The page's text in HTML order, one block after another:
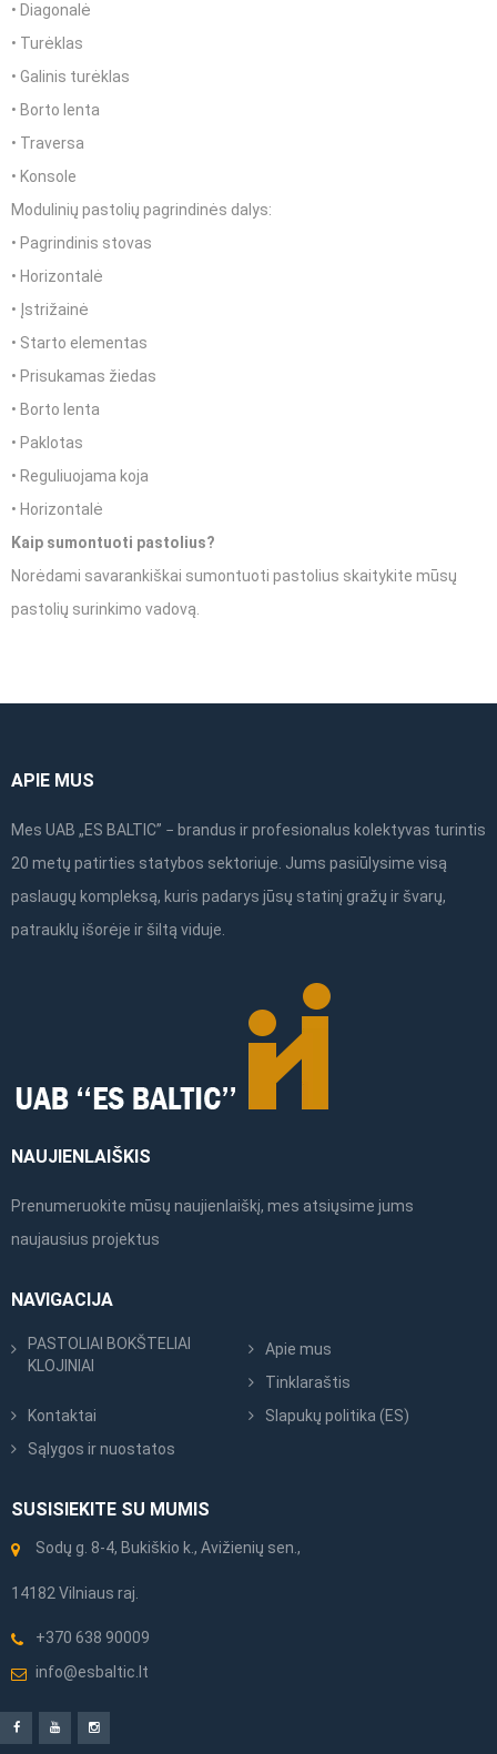
• Diagonalė
• Turėklas
• Galinis turėklas
• Borto lenta
• Traversa
• Konsole
Modulinių pastolių pagrindinės dalys:
• Pagrindinis stovas
• Horizontalė
• Įstrižainė
• Starto elementas
• Prisukamas žiedas
• Borto lenta
• Paklotas
• Reguliuojama koja
• Horizontalė
Kaip sumontuoti pastolius?
Norėdami savarankiškai sumontuoti pastolius skaitykite mūsų
pastolių surinkimo vadovą
APIE MUS
Mes UAB „ES BALTIC” − brandus ir profesionalus kolektyvas turintis
20 metų patirties statybos sektoriuje. Jums pasiūlysime visą
paslaugų kompleksą, kuris padarys jūsų statinį gražų ir švarų,
patrauklų išorėje ir šiltą viduje.
NAUJIENLAIŠKIS
Prenumeruokite mūsų naujienlaiškį, mes atsiųsime jums
naujausius projektus
NAVIGACIJA
PASTOLIAI BOKŠTELIAI
KLOJINIAI
Apie mus
Tinklaraštis
Kontaktai
Slapukų politika (ES)
Sąlygos ir nuostatos
SUSISIEKITE SU MUMIS
Sodų g. 8-4, Bukiškio k., Avižienių sen.,
14182 Vilniaus raj.
+370 638 90009
info@esbaltic.lt